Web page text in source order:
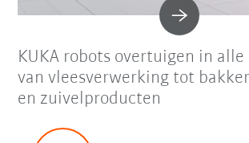
KUKA robots overtuigen in alle
van vleesverwerking tot
en zuivelproducten